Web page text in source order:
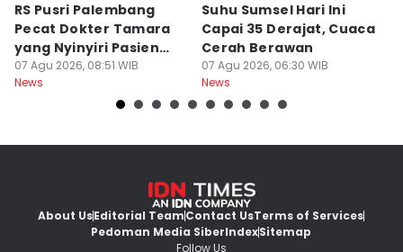
RS Pusri Palembang
Pecat Dokter Tamara
yang Nyinyiri Pasien
Yurizal
07 Agu 2026, 08:51 WIB
News
Suhu Sumsel Hari Ini
Capai 35 Derajat, Cuaca
Cerah Berawan
07 Agu 2026, 06:30 WIB
News
About UsEditorial TeamContact UsTerms of Services
Pedoman Media SiberIndexSitemap
Follow Us